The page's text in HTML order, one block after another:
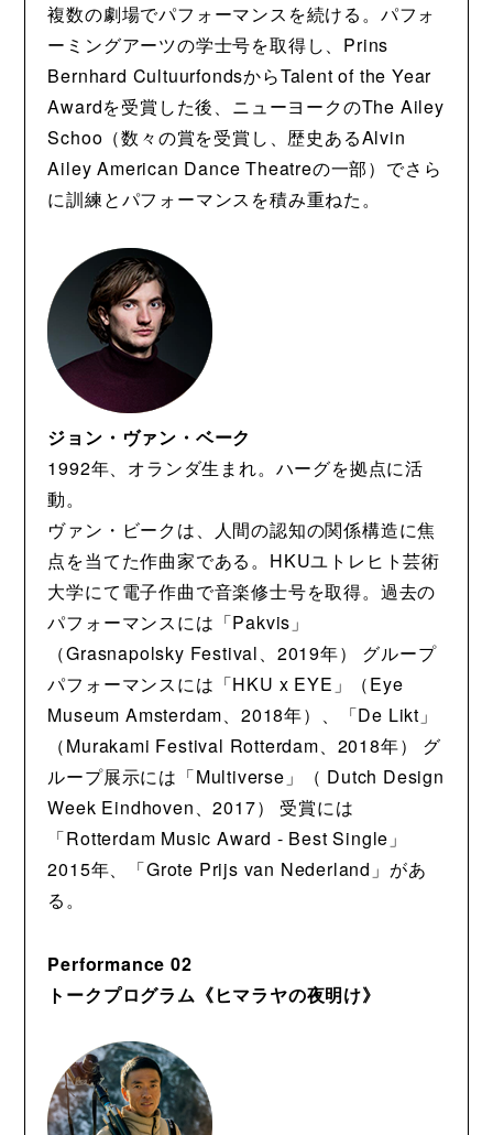
複数の劇場でパフォーマンスを続ける。パフォ
ーミングアーツの学士号を取得し、Prins
Bernhard CultuurfondsからTalent of the Year
Awardを受賞した後、ニューヨークのThe Ailey
Schoo（数々の賞を受賞し、歴史あるAlvin
Ailey American Dance Theatreの一部）でさら
に訓練とパフォーマンスを積み重ねた。
ジョン・ヴァン・ベーク
1992年、オランダ生まれ。ハーグを拠点に活
動。
ヴァン・ビークは、人間の認知の関係構造に焦
点を当てた作曲家である。HKUユトレヒト芸術
大学にて電子作曲で音楽修士号を取得。過去の
パフォーマンスには「Pakvis」
（Grasnapolsky Festival、2019年） グループ
パフォーマンスには「HKU x EYE」（Eye
Museum Amsterdam、2018年）、「De Likt」
（Murakami Festival Rotterdam、2018年） グ
ループ展示には「Multiverse」（ Dutch Design
Week Eindhoven、2017） 受賞には
「Rotterdam Music Award - Best Single」
2015年、「Grote Prijs van Nederland」があ
る。
Performance 02
トークプログラム《ヒマラヤの夜明け》